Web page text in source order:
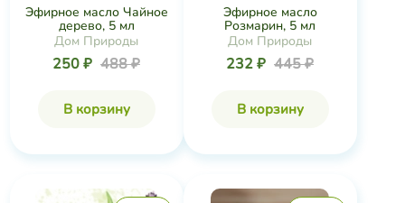
Эфирное масло Чайное
дерево, 5 мл
Дом Природы
250 ₽ 488 ₽
В корзину
Эфирное масло
Розмарин, 5 мл
Дом Природы
232 ₽ 445 ₽
В корзину